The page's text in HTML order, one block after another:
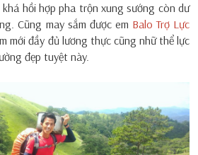
hồi hợp pha trộn xung sướng còn dư
Cũng may sắm được em Balo Trợ Lực
mới đầy đủ lương thực cũng nhữ thể lực
đẹp tuyệt này.